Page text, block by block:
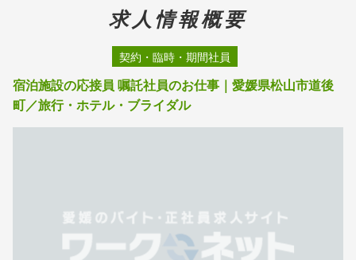
求人情報概要
契約・臨時・期間社員
宿泊施設の応接員 嘱託社員のお仕事｜愛媛県松山市道後
町／旅行・ホテル・ブライダル